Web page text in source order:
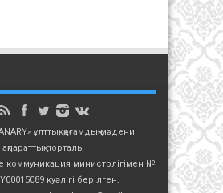
ұлттық, қоғамдық-мәдени
ақпараттық порталы
коммуникация министрлігімен №
куәлігі берілген.